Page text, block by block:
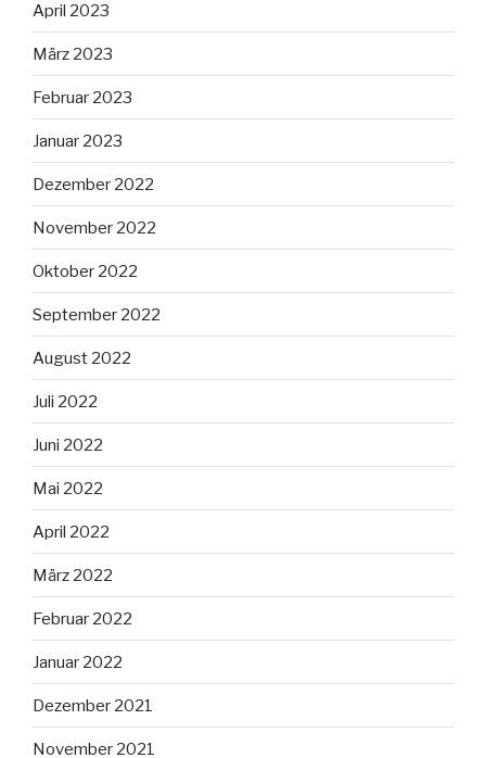
April 2023
März 2023
Februar 2023
Januar 2023
Dezember 2022
November 2022
Oktober 2022
September 2022
August 2022
Juli 2022
Juni 2022
Mai 2022
April 2022
März 2022
Februar 2022
Januar 2022
Dezember 2021
November 2021